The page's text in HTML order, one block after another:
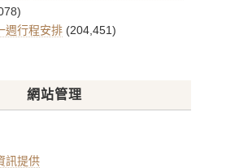
週行程安排 (204,451)
網站管理
訊提供